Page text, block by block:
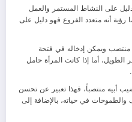
على النشاط المستمر والعمل
رؤية أنه متعدد الفروع فهو دليل على
منتصب ويمكن إدخاله في فتحة
أما إذا كانت المرأة حامل
أبيه منتصباً، فهذا تعبير عن تحسن
في حياته، بالإضافة إلى